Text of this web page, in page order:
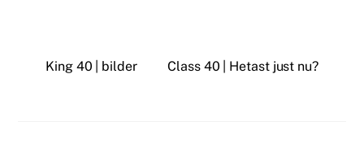
King 40 | bilder Class 40 | Hetast just nu?